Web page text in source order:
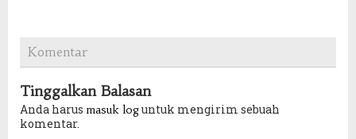
Komentar
Tinggalkan Balasan
Anda harus masuk loguntuk mengirim sebuah
komentar.